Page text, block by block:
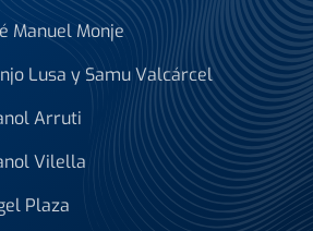
Manuel Monje
Lusa y Samu Valcárcel
Arruti
Vilella
Plaza